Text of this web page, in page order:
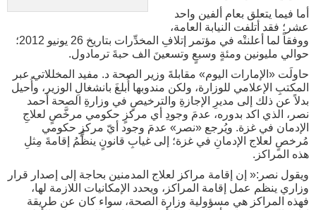
أما فيما يتعلق بعام ألفين واحد
عشر؛ فقد أتلفت النيابة العامة،
ووفقاً لما أعلنتْه في مؤتمر إتلافِ المخدِّرات بتاريخ 26 يونيو 2012؛
حوالي مليونين ومئةٍ وسبعٍ وتسعينَ الف حبةَ ترمادول.
حاولَت «الإمارات اليوم» مقابلةَ وزير الصحة د. مفيد المخللاتي عبر
المكتبِ الإعلامي للوزارة، ولكن مندوبها أُبلغَ بانشغالِ الوزير، وأُحيل
بدلاً عن ذلك إلى مديرِ الإجازةِ والترخيصِ في وزارةِ الصحة أحمد
نصر، الذي اكد بدوره، عدمَ وجودِ أي مركزٍ حكومي مرخَّصٍ لعلاجِ
الإدمان في غزة. ويُرجع «نصر» عدمَ وجود أيّ مركزٍ حكومي
مُرخصٍ لعلاج الإدمانِ في غزة؛ إلى غيابِ قانونٍ ينظِّمُ إقامةَ مِثلِ
هذه المراكز.
ويقول نصر:« إن إقامة مراكز لعلاج المدمنين بحاجة إلى إصدار قرار
وزاري ينظم عمل إقامة المراكز، ويحدد الإمكانيات اللازمة لها،
فهذه المراكز هي مسؤولية وزارة الصحة، سواء كان عن طريقة